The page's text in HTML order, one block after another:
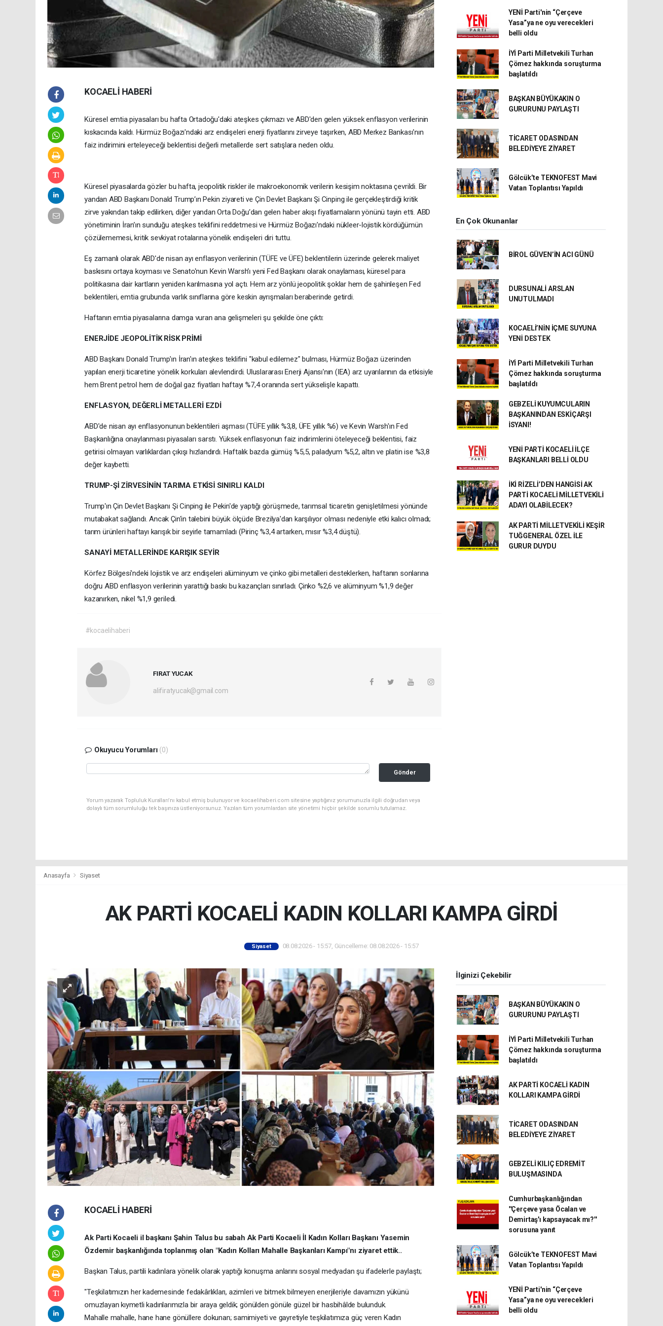
KOCAELİ HABERİ
Küresel emtia piyasaları bu hafta Ortadoğu'daki ateşkes çıkmazı ve ABD'den gelen yüksek enflasyon verilerinin
kıskacında kaldı. Hürmüz Boğazı'ndaki arz endişeleri enerji fiyatlarını zirveye taşırken, ABD Merkez Bankası'nın
faiz indirimini erteleyeceği beklentisi değerli metallerde sert satışlara neden oldu.
Küresel piyasalarda gözler bu hafta, jeopolitik riskler ile makroekonomik verilerin kesişim noktasına çevrildi. Bir
yandan ABD Başkanı Donald Trump’ın Pekin ziyareti ve Çin Devlet Başkanı Şi Cinping ile gerçekleştirdiği kritik
zirve yakından takip edilirken, diğer yandan Orta Doğu’dan gelen haber akışı fiyatlamaların yönünü tayin etti. ABD
yönetiminin İran’ın sunduğu ateşkes teklifini reddetmesi ve Hürmüz Boğazı'ndaki nükleer-lojistik kördüğümün
çözülememesi, kritik sevkiyat rotalarına yönelik endişeleri diri tuttu.
Eş zamanlı olarak ABD'de nisan ayı enflasyon verilerinin (TÜFE ve ÜFE) beklentilerin üzerinde gelerek maliyet
baskısını ortaya koyması ve Senato'nun Kevin Warsh’ı yeni Fed Başkanı olarak onaylaması, küresel para
politikasına dair kartların yeniden karılmasına yol açtı. Hem arz yönlü jeopolitik şoklar hem de şahinleşen Fed
beklentileri, emtia grubunda varlık sınıflarına göre keskin ayrışmaları beraberinde getirdi.
Haftanın emtia piyasalarına damga vuran ana gelişmeleri şu şekilde öne çıktı:
ENERJİDE JEOPOLİTİK RİSK PRİMİ
ABD Başkanı Donald Trump'ın İran'ın ateşkes teklifini "kabul edilemez" bulması, Hürmüz Boğazı üzerinden
yapılan enerji ticaretine yönelik korkuları alevlendirdi. Uluslararası Enerji Ajansı'nın (IEA) arz uyarılarının da etkisiyle
hem Brent petrol hem de doğal gaz fiyatları haftayı %7,4 oranında sert yükselişle kapattı.
ENFLASYON, DEĞERLİ METALLERİ EZDİ
ABD'de nisan ayı enflasyonunun beklentileri aşması (TÜFE yıllık %3,8, ÜFE yıllık %6) ve Kevin Warsh'ın Fed
Başkanlığına onaylanması piyasaları sarstı. Yüksek enflasyonun faiz indirimlerini öteleyeceği beklentisi, faiz
getirisi olmayan varlıklardan çıkışı hızlandırdı. Haftalık bazda gümüş %5,5, paladyum %5,2, altın ve platin ise %3,8
değer kaybetti.
TRUMP-Şİ ZİRVESİNİN TARIMA ETKİSİ SINIRLI KALDI
Trump'ın Çin Devlet Başkanı Şi Cinping ile Pekin'de yaptığı görüşmede, tarımsal ticaretin genişletilmesi yönünde
mutabakat sağlandı. Ancak Çin'in talebini büyük ölçüde Brezilya'dan karşılıyor olması nedeniyle etki kalıcı olmadı;
tarım ürünleri haftayı karışık bir seyirle tamamladı (Pirinç %3,4 artarken, mısır %3,4 düştü).
SANAYİ METALLERİNDE KARIŞIK SEYİR
Körfez Bölgesi'ndeki lojistik ve arz endişeleri alüminyum ve çinko gibi metalleri desteklerken, haftanın sonlarına
doğru ABD enflasyon verilerinin yarattığı baskı bu kazançları sınırladı. Çinko %2,6 ve alüminyum %1,9 değer
kazanırken, nikel %1,9 geriledi.
#kocaelihaberi
FIRAT YUCAK
alifiratyucak@gmail.com
Okuyucu Yorumları (0)
Gönder
Yorum yazarak Topluluk Kuralları’nı kabul etmiş bulunuyor ve kocaelihaberi.com sitesine yaptığınız yorumunuzla ilgili doğrudan veya
dolaylı tüm sorumluluğu tek başınıza üstleniyorsunuz. Yazılan tüm yorumlardan site yönetimi hiçbir şekilde sorumlu tutulamaz.
YENİ Parti'nin “Çerçeve
Yasa”ya ne oyu verecekleri
belli oldu
İYİ Parti Milletvekili Turhan
Çömez hakkında soruşturma
başlatıldı
BAŞKAN BÜYÜKAKIN O
GURURUNU PAYLAŞTI
TİCARET ODASINDAN
BELEDİYEYE ZİYARET
Gölcük’te TEKNOFEST Mavi
Vatan Toplantısı Yapıldı
En Çok Okunanlar
BİROL GÜVEN’İN ACI GÜNÜ
DURSUNALİ ARSLAN
UNUTULMADI
KOCAELİ’NİN İÇME SUYUNA
YENİ DESTEK
İYİ Parti Milletvekili Turhan
Çömez hakkında soruşturma
başlatıldı
GEBZELİ KUYUMCULARIN
BAŞKANINDAN ESKİÇARŞI
İSYANI!
YENİ PARTİ KOCAELİ İLÇE
BAŞKANLARI BELLİ OLDU
İKİ RİZELİ’DEN HANGİSİ AK
PARTİ KOCAELİ MİLLETVEKİLİ
ADAYI OLABİLECEK?
AK PARTİ MİLLETVEKİLİ KEŞİR
TUĞGENERAL ÖZEL İLE
GURUR DUYDU
Anasayfa Siyaset
AK PARTİ KOCAELİ KADIN KOLLARI KAMPA GİRDİ
Siyaset 08.08.2026 - 15:57, Güncelleme: 08.08.2026 - 15:57
KOCAELİ HABERİ
Ak Parti Kocaeli il başkanı Şahin Talus bu sabah Ak Parti Kocaeli İl Kadın Kolları Başkanı Yasemin
Özdemir başkanlığında toplanmış olan "Kadın Kolları Mahalle Başkanları Kampı"nı ziyaret ettik..
Başkan Talus, partili kadınlara yönelik olarak yaptığı konuşma anlarını sosyal medyadan şu ifadelerle paylaştı;
"Teşkilatımızın her kademesinde fedakârlıkları, azimleri ve bitmek bilmeyen enerjileriyle davamızın yükünü
omuzlayan kıymetli kadınlarımızla bir araya geldik; gönülden gönüle güzel bir hasbihâlde bulunduk.
Mahalle mahalle, hane hane gönüllere dokunan; samimiyeti ve gayretiyle teşkilatımıza güç veren Kadın
İlginizi Çekebilir
BAŞKAN BÜYÜKAKIN O
GURURUNU PAYLAŞTI
İYİ Parti Milletvekili Turhan
Çömez hakkında soruşturma
başlatıldı
AK PARTİ KOCAELİ KADIN
KOLLARI KAMPA GİRDİ
TİCARET ODASINDAN
BELEDİYEYE ZİYARET
GEBZELİ KILIÇ EDREMİT
BULUŞMASINDA
Cumhurbaşkanlığından
''Çerçeve yasa Öcalan ve
Demirtaş'ı kapsayacak mı?''
sorusuna yanıt
Gölcük’te TEKNOFEST Mavi
Vatan Toplantısı Yapıldı
YENİ Parti'nin “Çerçeve
Yasa”ya ne oyu verecekleri
belli oldu